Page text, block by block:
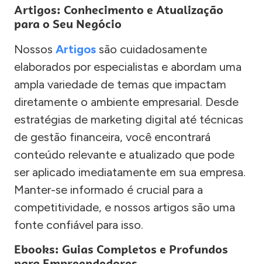
Artigos: Conhecimento e Atualização
para o Seu Negócio
Nossos Artigos são cuidadosamente
elaborados por especialistas e abordam uma
ampla variedade de temas que impactam
diretamente o ambiente empresarial. Desde
estratégias de marketing digital até técnicas
de gestão financeira, você encontrará
conteúdo relevante e atualizado que pode
ser aplicado imediatamente em sua empresa.
Manter-se informado é crucial para a
competitividade, e nossos artigos são uma
fonte confiável para isso.
Ebooks: Guias Completos e Profundos